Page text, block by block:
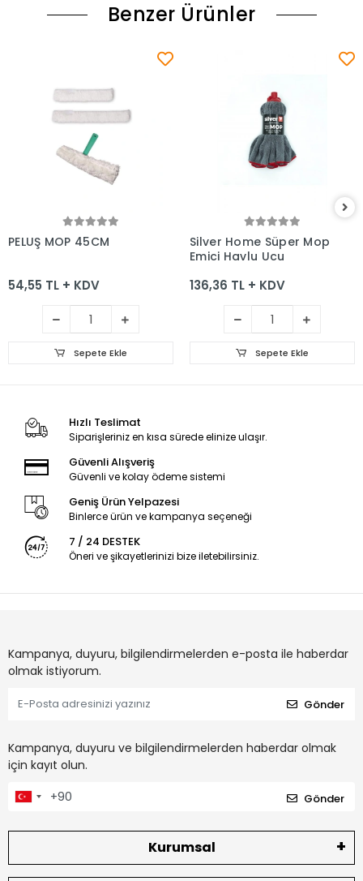
Benzer Ürünler
PELUŞ MOP 45CM
54,55 TL + KDV
Sepete Ekle
Silver Home Süper Mop
Emici Havlu Ucu
136,36 TL + KDV
Sepete Ekle
Hızlı Teslimat
Siparişleriniz en kısa sürede elinize ulaşır.
Güvenli Alışveriş
Güvenli ve kolay ödeme sistemi
Geniş Ürün Yelpazesi
Binlerce ürün ve kampanya seçeneği
7 / 24 DESTEK
Öneri ve şikayetlerinizi bize iletebilirsiniz.
Kampanya, duyuru, bilgilendirmelerden e-posta ile haberdar
olmak istiyorum.
Gönder
Kampanya, duyuru ve bilgilendirmelerden haberdar olmak
için kayıt olun.
Gönder
Kurumsal